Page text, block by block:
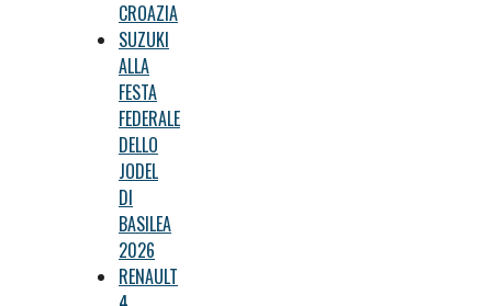
CROAZIA
SUZUKI
ALLA
FESTA
FEDERALE
DELLO
JODEL
DI
BASILEA
2026
RENAULT